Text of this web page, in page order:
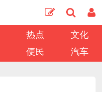
热点
文化
便民 汽车